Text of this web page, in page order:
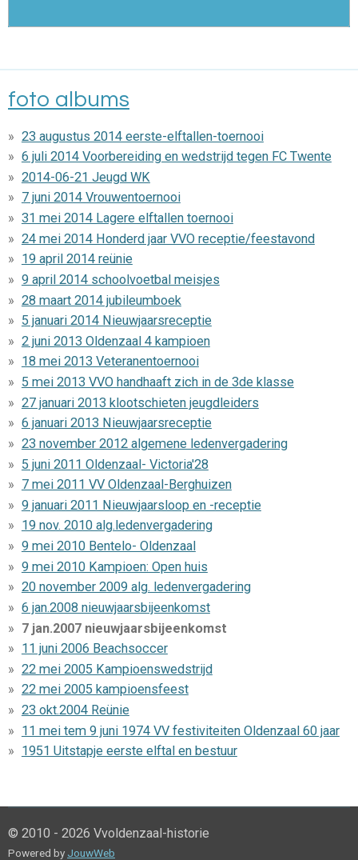
foto albums
23 augustus 2014 eerste-elftallen-toernooi
6 juli 2014 Voorbereiding en wedstrijd tegen FC Twente
2014-06-21 Jeugd WK
7 juni 2014 Vrouwentoernooi
31 mei 2014 Lagere elftallen toernooi
24 mei 2014 Honderd jaar VVO receptie/feestavond
19 april 2014 reünie
9 april 2014 schoolvoetbal meisjes
28 maart 2014 jubileumboek
5 januari 2014 Nieuwjaarsreceptie
2 juni 2013 Oldenzaal 4 kampioen
18 mei 2013 Veteranentoernooi
5 mei 2013 VVO handhaaft zich in de 3de klasse
27 januari 2013 klootschieten jeugdleiders
6 januari 2013 Nieuwjaarsreceptie
23 november 2012 algemene ledenvergadering
5 juni 2011 Oldenzaal- Victoria'28
7 mei 2011 VV Oldenzaal-Berghuizen
9 januari 2011 Nieuwjaarsloop en -receptie
19 nov. 2010 alg.ledenvergadering
9 mei 2010 Bentelo- Oldenzaal
9 mei 2010 Kampioen: Open huis
20 november 2009 alg. ledenvergadering
6 jan.2008 nieuwjaarsbijeenkomst
7 jan.2007 nieuwjaarsbijeenkomst
11 juni 2006 Beachsoccer
22 mei 2005 Kampioenswedstrijd
22 mei 2005 kampioensfeest
23 okt.2004 Reünie
11 mei tem 9 juni 1974 VV festiviteiten Oldenzaal 60 jaar
1951 Uitstapje eerste elftal en bestuur
© 2010 - 2026 Vvoldenzaal-historie
Powered by JouwWeb